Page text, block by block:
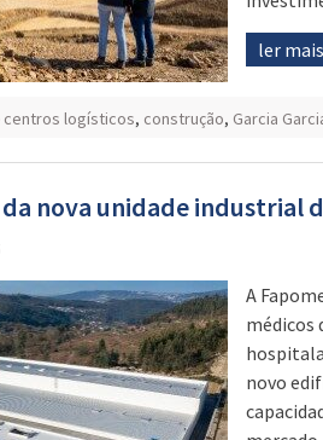
ler
centros logísticos, construção, Garcia
nova unidade industrial
A
médicos
novo